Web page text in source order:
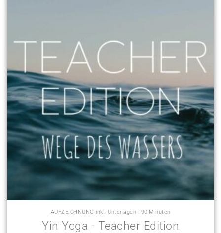
AUFZEICHNUNG inkl. Unterlagen | 90 Minuten
Yin Yoga - Teacher Edition